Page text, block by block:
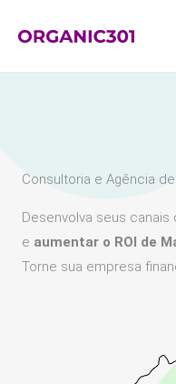
para
Consultoria e Agência
Desenvolva seus canais
e aumentar o ROI de
Torne sua empresa